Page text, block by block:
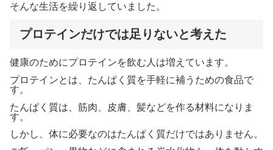
そんな生活を繰り返していました。
プロテインだけでは足りないと考えた
健康のためにプロテインを飲む人は増えています。
プロテインとは、たんぱく質を手軽に補うための食品で
す。
たんぱく質は、筋肉、皮膚、髪などを作る材料になりま
す。
しかし、体に必要なのはたんぱく質だけではありません。